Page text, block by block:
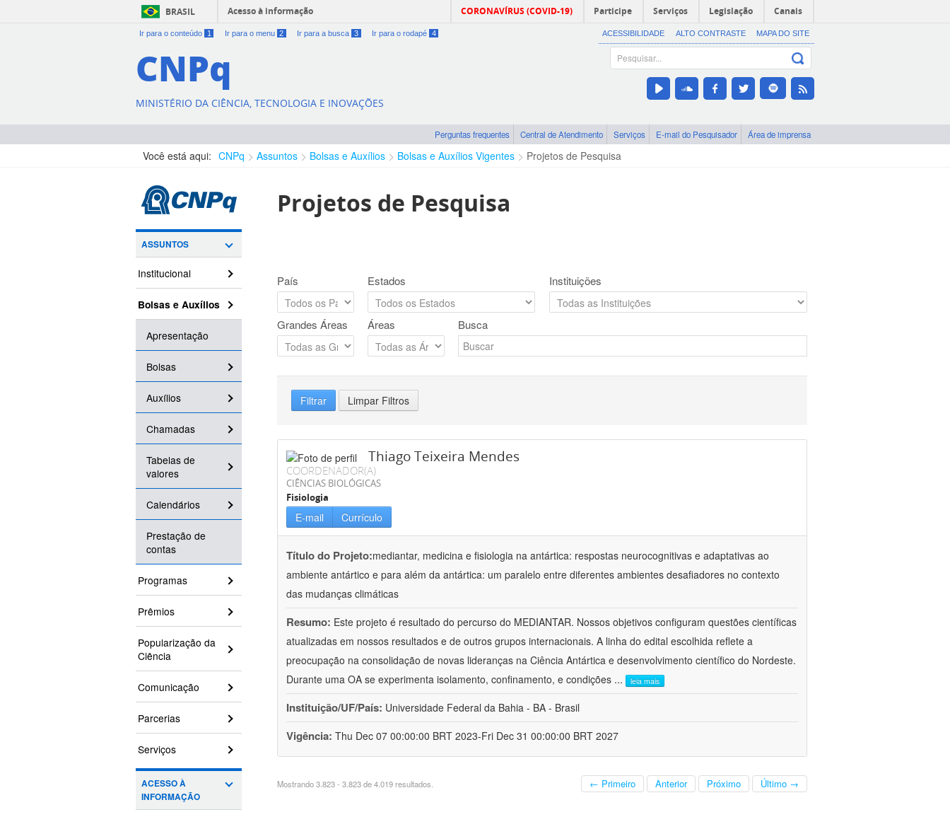
BRASIL Acesso à informação CORONAVÍRUS (COVID-19) Participe Serviços Legislação Canais
Ir para o conteúdo 1 Ir para o menu 2 Ir para a busca 3 Ir para o rodapé 4 ACESSIBILIDADE ALTO CONTRASTE MAPA DO SITE
CNPq
MINISTÉRIO DA CIÊNCIA, TECNOLOGIA E INOVAÇÕES
Perguntas frequentes Central de Atendimento Serviços E-mail do Pesquisador Área de imprensa
Você está aqui: CNPq Assuntos Bolsas e Auxílios Bolsas e Auxílios Vigentes Projetos de Pesquisa
ASSUNTOS
Institucional
Bolsas e Auxílios
Apresentação
Bolsas
Auxílios
Chamadas
Tabelas de
valores
Calendários
Prestação de
contas
Programas
Prêmios
Popularização da
Ciência
Comunicação
Parcerias
Serviços
ACESSO À
INFORMAÇÃO
Projetos de Pesquisa
País Estados Instituições
Grandes Áreas Áreas Busca
Filtrar Limpar Filtros
Thiago Teixeira Mendes
COORDENADOR(A)
CIÊNCIAS BIOLÓGICAS
Fisiologia
E-mail Currículo
Título do Projeto:mediantar, medicina e fisiologia na antártica: respostas neurocognitivas e adaptativas ao
ambiente antártico e para além da antártica: um paralelo entre diferentes ambientes desafiadores no contexto
das mudanças climáticas
Resumo: Este projeto é resultado do percurso do MEDIANTAR. Nossos objetivos configuram questões científicas
atualizadas em nossos resultados e de outros grupos internacionais. A linha do edital escolhida reflete a
preocupação na consolidação de novas lideranças na Ciência Antártica e desenvolvimento científico do Nordeste.
Durante uma OA se experimenta isolamento, confinamento, e condições ... leia mais
Instituição/UF/País: Universidade Federal da Bahia - BA - Brasil
Vigência: Thu Dec 07 00:00:00 BRT 2023-Fri Dec 31 00:00:00 BRT 2027
Mostrando 3.823 - 3.823 de 4.019 resultados. ← Primeiro Anterior Próximo Último →